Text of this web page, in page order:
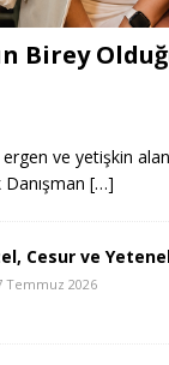
Birey
ergen ve yetişkin
[…]
Cesur ve
Temmuz 2026